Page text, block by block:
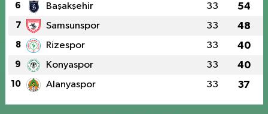
6 Başakşehir 33 54
7 Samsunspor 33 48
8 Rizespor 33 40
9 Konyaspor 33 40
10 Alanyaspor 33 37